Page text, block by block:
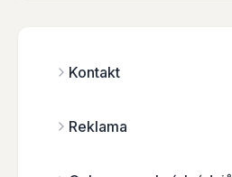
Kontakt
Reklama